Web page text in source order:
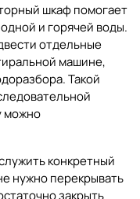
шкаф помогает
и горячей воды.
отдельные
машине,
Такой
можно
конкретный
нужно перекрывать
закрыть